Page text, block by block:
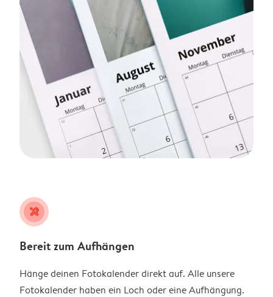
tools
Bereit zum Aufhängen
Hänge deinen Fotokalender direkt auf. Alle unsere
Fotokalender haben ein Loch oder eine Aufhängung.